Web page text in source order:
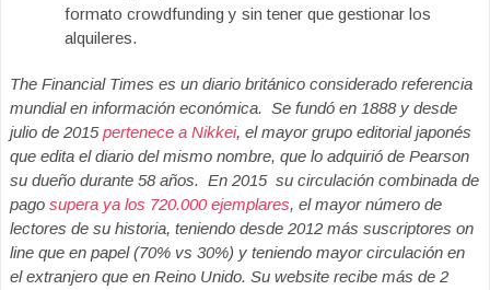
formato crowdfunding y sin tener que gestionar los
alquileres.
The Financial Times es un diario británico considerado referencia
mundial en información económica. Se fundó en 1888 y desde
julio de 2015pertenece a Nikkei, el mayor grupo editorial japonés
que edita el diario del mismo nombre, que lo adquirió de Pearson
su dueño durante 58 años. En 2015 su circulación combinada de
pago supera ya los 720.000 ejemplares, el mayor número de
lectores de su historia, teniendo desde 2012 más suscriptores on
line que en papel (70% vs 30%) y teniendo mayor circulación en
el extranjero que en Reino Unido. Su website recibe más de 2